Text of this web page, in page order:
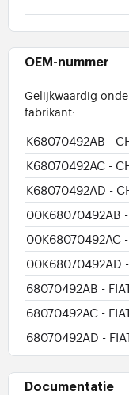
OEM-nummer
Gelijkwaardig
fabrikant:
K68070492AB -
K68070492AC -
K68070492AD -
00K68070492AB
00K68070492AC
00K68070492AD
68070492AB -
68070492AC -
68070492AD -
Documentatie